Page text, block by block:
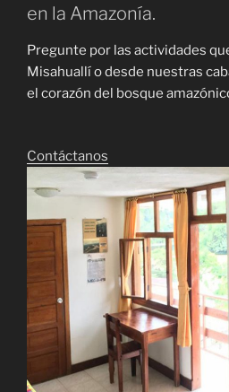
en la Amazonía.
Pregunte por las actividades
Misahuallí o desde nuestras
el corazón del bosque
Contáctanos